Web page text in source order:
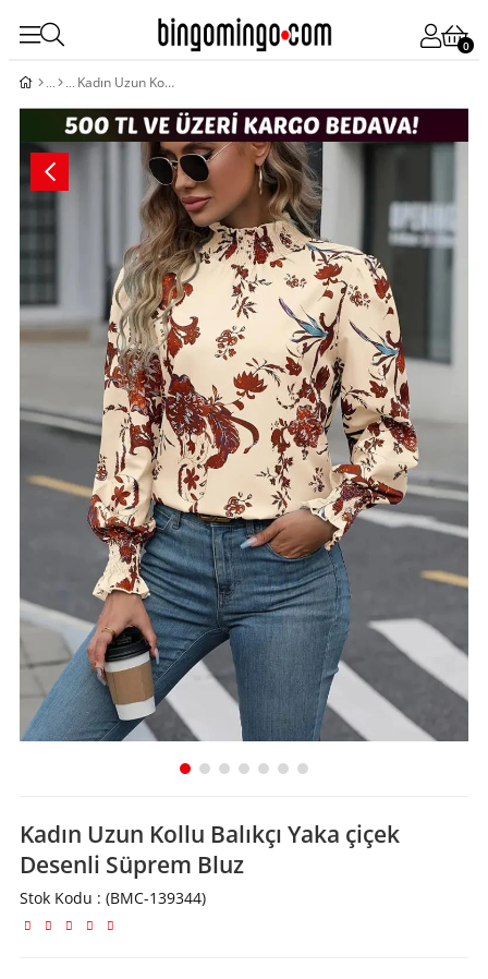
0
Kadın Uzun Kollu Balıkçı Yaka çiçek Desenli Süprem Bluz
Kadın Uzun Kollu Balıkçı Yaka çiçek
Desenli Süprem Bluz
Stok Kodu (BMC-139344)